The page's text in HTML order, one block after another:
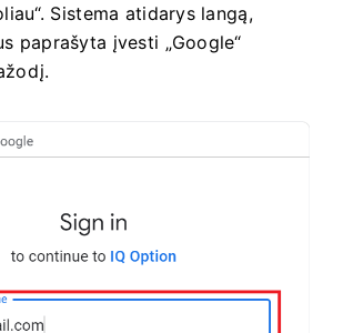
Sistema atidarys langą,
paprašyta įvesti „Google“